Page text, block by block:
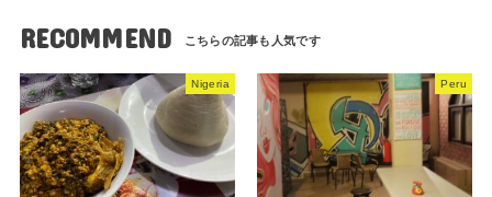
RECOMMEND
Nigeria Peru